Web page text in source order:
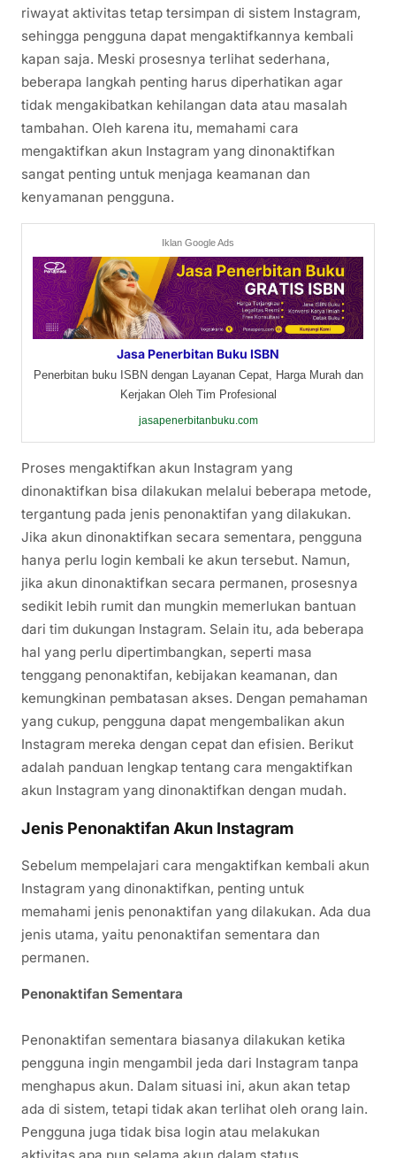
riwayat aktivitas tetap tersimpan di sistem Instagram,
sehingga pengguna dapat mengaktifkannya kembali
kapan saja. Meski prosesnya terlihat sederhana,
beberapa langkah penting harus diperhatikan agar
tidak mengakibatkan kehilangan data atau masalah
tambahan. Oleh karena itu, memahami cara
mengaktifkan akun Instagram yang dinonaktifkan
sangat penting untuk menjaga keamanan dan
kenyamanan pengguna.
Iklan Google Ads
Jasa Penerbitan Buku ISBN
Penerbitan buku ISBN dengan Layanan Cepat, Harga Murah dan
Kerjakan Oleh Tim Profesional
jasapenerbitanbuku.com
Proses mengaktifkan akun Instagram yang
dinonaktifkan bisa dilakukan melalui beberapa metode,
tergantung pada jenis penonaktifan yang dilakukan.
Jika akun dinonaktifkan secara sementara, pengguna
hanya perlu login kembali ke akun tersebut. Namun,
jika akun dinonaktifkan secara permanen, prosesnya
sedikit lebih rumit dan mungkin memerlukan bantuan
dari tim dukungan Instagram. Selain itu, ada beberapa
hal yang perlu dipertimbangkan, seperti masa
tenggang penonaktifan, kebijakan keamanan, dan
kemungkinan pembatasan akses. Dengan pemahaman
yang cukup, pengguna dapat mengembalikan akun
Instagram mereka dengan cepat dan efisien. Berikut
adalah panduan lengkap tentang cara mengaktifkan
akun Instagram yang dinonaktifkan dengan mudah.
Jenis Penonaktifan Akun Instagram
Sebelum mempelajari cara mengaktifkan kembali akun
Instagram yang dinonaktifkan, penting untuk
memahami jenis penonaktifan yang dilakukan. Ada dua
jenis utama, yaitu penonaktifan sementara dan
permanen.
Penonaktifan Sementara
Penonaktifan sementara biasanya dilakukan ketika
pengguna ingin mengambil jeda dari Instagram tanpa
menghapus akun. Dalam situasi ini, akun akan tetap
ada di sistem, tetapi tidak akan terlihat oleh orang lain.
Pengguna juga tidak bisa login atau melakukan